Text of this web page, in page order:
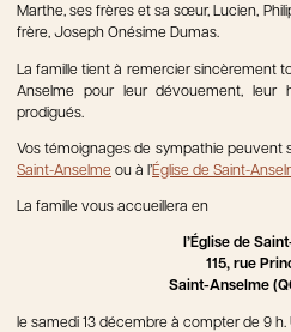
Marthe, ses frères et sa sœur, Lucien,
frère, Joseph Onésime Dumas.
La famille tient à remercier sincèrement
Anselme pour leur dévouement, leur
prodigués.
Vos témoignages de sympathie peuvent
Saint-Anselme ou à l’Église de Saint-
La famille vous accueillera en
l’Église de
115, rue
Saint-Anselme
le samedi 13 décembre à compter de 9